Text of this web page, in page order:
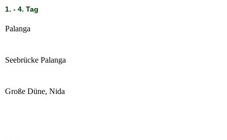
1. - 4. Tag
Palanga
Seebrücke Palanga
Große Düne, Nida